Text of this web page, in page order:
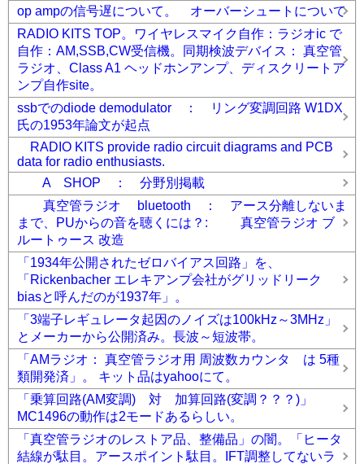
op ampの信号遅について。 オーバーシュートについて
RADIO KITS TOP。ワイヤレスマイク自作：ラジオic で
自作：AM,SSB,CW受信機。同期検波デバイス： 真空管
ラジオ、Class A1 ヘッドホンアンプ、ディスクリートア
ンプ自作site。
ssbでのdiode demodulator ： リング変調回路 W1DX
氏の1953年論文が起点
RADIO KITS provide radio circuit diagrams and PCB
data for radio enthusiasts.
A SHOP ： 分野別掲載
真空管ラジオ bluetooth ： アース分離しないま
まで、PUからの音を聴くには？: 真空管ラジオ ブ
ルートゥース 改造
「1934年公開されたゼロバイアス回路」を、
「Rickenbacher エレキアンプ会社がグリッドリーク
biasと呼んだのが1937年」。
「3端子レギュレータ起因のノイズは100kHz～3MHz」
とメーカーから公開済み。長波～短波帯。
「AMラジオ： 真空管ラジオ用 周波数カウンタ は 5種
類開発済」。 キット品はyahooにて。
「乗算回路(AM変調) 対 加算回路(変調？？？)」
MC1496の動作は2モードあるらしい。
「真空管ラジオのレストア品、整備品」の闇。「ヒータ
結線が駄目。アースポイント駄目。IFT調整してないラ